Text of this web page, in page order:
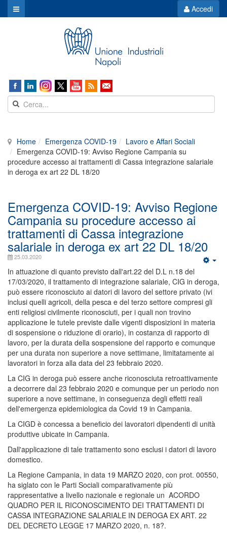
Accedi
Home Emergenza COVID-19
Lavoro e Affari Sociali
Emergenza COVID-19: Avviso Regione Campania su
procedure accesso ai trattamenti di Cassa integrazione salariale
in deroga ex art 22 DL 18/20
Emergenza COVID-19: Avviso Regione
Campania su procedure accesso ai
trattamenti di Cassa integrazione
salariale in deroga ex art 22 DL 18/20
25.03.2020
In attuazione di quanto previsto dall'art.22 del D.L n.18 del
17/03/2020, il trattamento di integrazione salariale, CIG in deroga,
può essere riconosciuto ai datori di lavoro del settore privato (ivi
inclusi quelli agricoli, della pesca e del terzo settore compresi gli
enti religiosi civilmente riconosciuti, per i quali non trovino
applicazione le tutele previste dalle vigenti disposizioni in materia
di sospensione o riduzione di orario), in costanza di rapporto di
lavoro, per la durata della sospensione del rapporto e comunque
per una durata non superiore a nove settimane, limitatamente ai
lavoratori in forza alla data del 23 febbraio 2020.
La CIG in deroga può essere anche riconosciuta retroattivamente
a decorrere dal 23 febbraio 2020 e comunque per un periodo non
superiore a nove settimane, in conseguenza degli effetti reali
dell'emergenza epidemiologica da Covid 19 in Campania.
La CIGD è concessa a beneficio dei lavoratori dipendenti di unità
produttive ubicate in Campania.
Dall'applicazione di tale trattamento sono esclusi i datori di lavoro
domestico.
La Regione Campania, in data 19 MARZO 2020, con prot. 00550,
ha siglato con le Parti Sociali comparativamente più
rappresentative a livello nazionale e regionale un ACORDO
QUADRO PER IL RICONOSCIMENTO DEI TRATTAMENTI DI
CASSA INTEGRAZIONE SALARIALE IN DEROGA EX ART. 22
DEL DECRETO LEGGE 17 MARZO 2020, n. 18?.